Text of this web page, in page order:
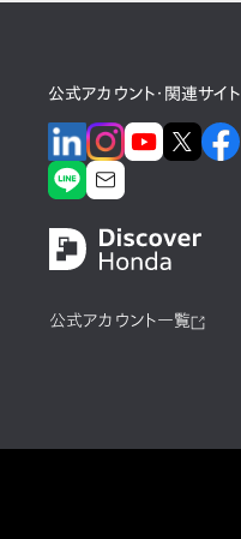
公式アカウント・関連サイト
公式アカウント一覧